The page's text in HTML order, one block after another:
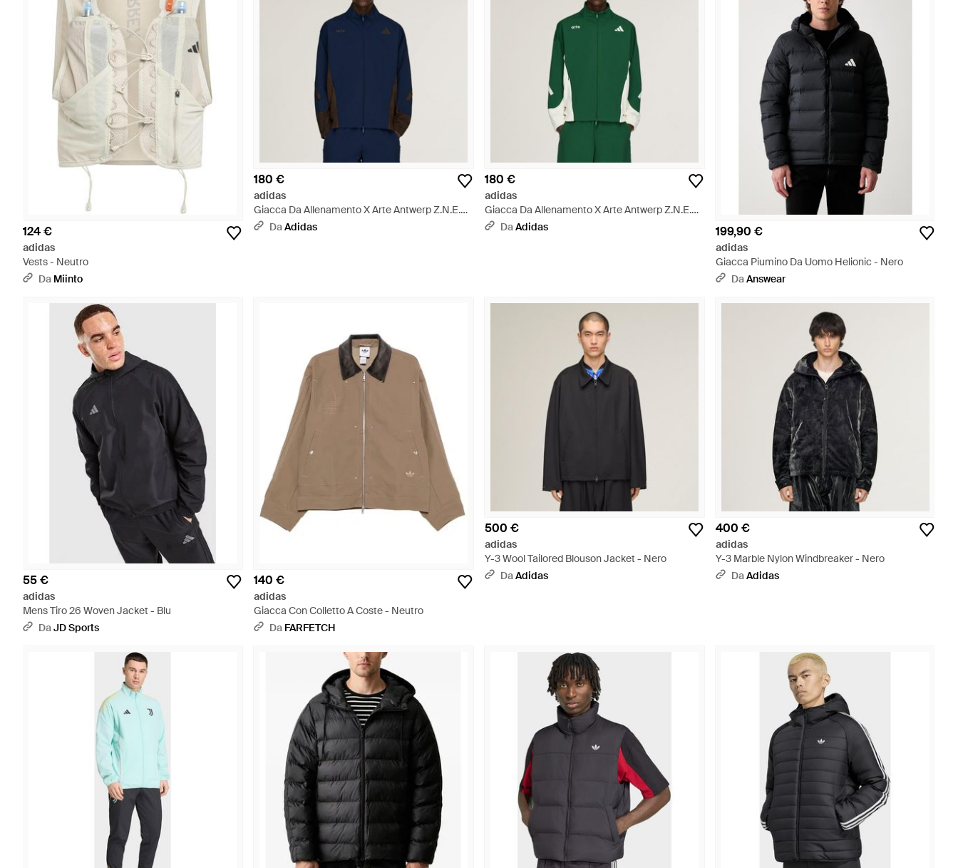
124 €
adidas
Vests - Neutro
Da Miinto
180 €
adidas
Giacca Da Allenamento X Arte Antwerp Z.N.E.
Material Mix Full-Zip - Blu
DaAdidas
180 €
adidas
Giacca Da Allenamento X Arte Antwerp Z.N.E.
Material Mix Full-Zip - Verde
DaAdidas 199,90 €
adidas
Giacca Piumino Da Uomo Helionic - Nero
DaAnswear
55 €
adidas
Mens Tiro 26 Woven Jacket - Blu
DaJD Sports
140 €
adidas
Giacca Con Colletto A Coste - Neutro
Da FARFETCH
500 €
adidas
Y-3 Wool Tailored Blouson Jacket - Nero
DaAdidas
400 €
adidas
Y-3 Marble Nylon Windbreaker - Nero
DaAdidas